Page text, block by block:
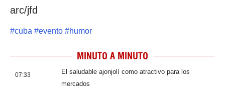
arc/jfd
#cuba #evento #humor
MINUTO A MINUTO
07:33
El saludable ajonjolí como atractivo para los
mercados